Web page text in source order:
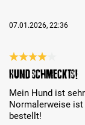
07.01.2026, 22:36
Análise com
Hund schmeckts!
Mein Hund ist
Normalerweise
bestellt!